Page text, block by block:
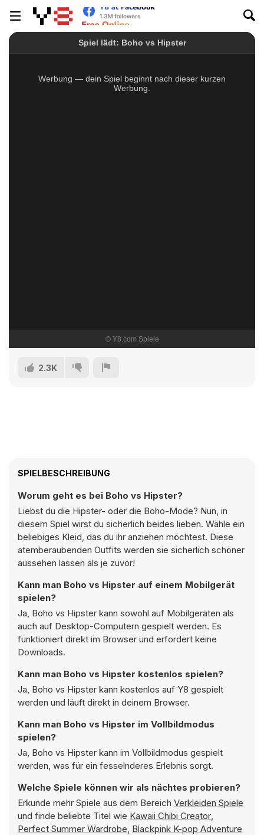
2.3K
SPIELBESCHREIBUNG
Worum geht es bei Boho vs Hipster?
Liebst du die Hipster- oder die Boho-Mode? Nun, in
diesem Spiel wirst du sicherlich beides lieben. Wähle ein
beliebiges Kleid, das du ihr anziehen möchtest. Diese
atemberaubenden Outfits werden sie sicherlich schöner
aussehen lassen als je zuvor!
Kann man Boho vs Hipster auf einem Mobilgerät
spielen?
Ja, Boho vs Hipster kann sowohl auf Mobilgeräten als
auch auf Desktop-Computern gespielt werden. Es
funktioniert direkt im Browser und erfordert keine
Downloads.
Kann man Boho vs Hipster kostenlos spielen?
Ja, Boho vs Hipster kann kostenlos auf Y8 gespielt
werden und läuft direkt in deinem Browser.
Kann man Boho vs Hipster im Vollbildmodus
spielen?
Ja, Boho vs Hipster kann im Vollbildmodus gespielt
werden, was für ein fesselnderes Erlebnis sorgt.
Welche Spiele können wir als nächtes probieren?
Erkunde mehr Spiele aus dem Bereich Verkleiden Spiele
und finde beliebte Titel wie Kawaii Chibi Creator,
Perfect Summer Wardrobe, Blackpink K-pop Adventure